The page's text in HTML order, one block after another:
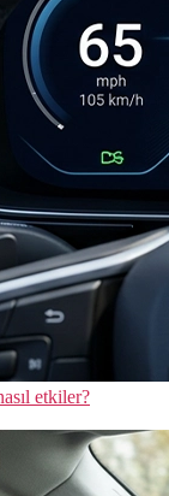
etkiler?